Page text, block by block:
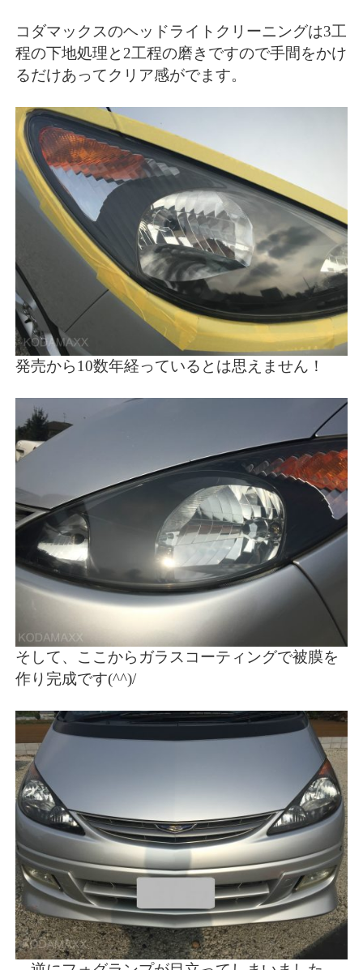
コダマックスのヘッドライトクリーニングは3工
程の下地処理と2工程の磨きですので手間をかけ
るだけあってクリア感がでます。
発売から10数年経っているとは思えません！
そして、ここからガラスコーティングで被膜を
作り完成です(^^)/